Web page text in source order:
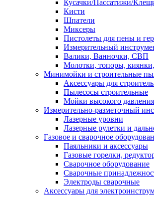
Кусачки/Пассатижи/
Кисти
Шпатели
Миксеры
Пистолеты для пены и
Измерительный
Валики, Ванночки, СВП
Молотки, топоры,
Минимойки и строительные
Аксессуары для
Пылесосы строительные
Мойки высокого давления
Измерительно-разметочный
Лазерные уровни
Лазерные рулетки и
Газовое и сварочное
Паяльники и аксессуары
Газовые горелки,
Сварочное оборудование
Сварочные
Электроды сварочные
Аксессуары для